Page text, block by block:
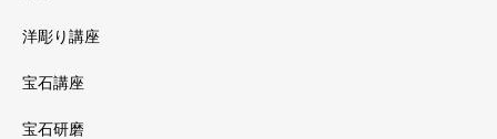
洋彫り講座
宝石講座
宝石研磨